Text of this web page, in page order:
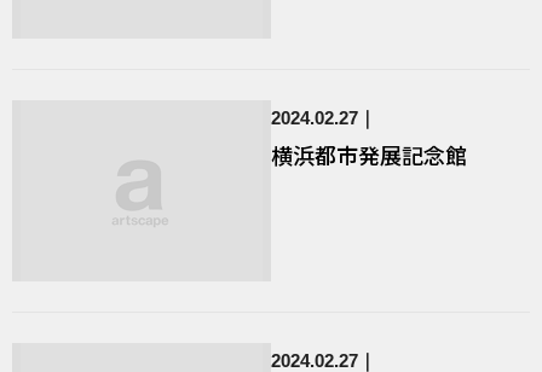
2024.02.27
横浜都市発展記念館
2024.02.27